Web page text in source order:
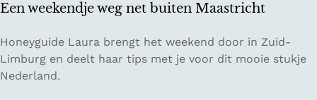
a
j
a
e
v
a
n
Een weekendje weg net buiten Maastricht
E
e
n
Honeyguide Laura brengt het weekend door in Zuid-
Limburg en deelt haar tips met je voor dit mooie stukje
Nederland.